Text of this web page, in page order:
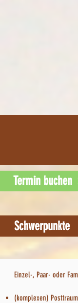
Termin buchen
Schwerpunkte
Einzel-, Paar- oder
(komplexen)